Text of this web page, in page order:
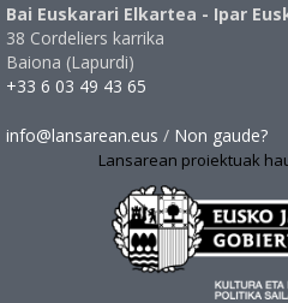
Bai Euskarari Elkartea - Ipar
38 Cordeliers karrika
Baiona (Lapurdi)
+33 6 03 49 43 65
info@lansarean.eus / Non gaude?
Lansarean proiektuak